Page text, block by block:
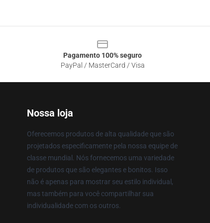
Pagamento 100% seguro
PayPal / MasterCard / Visa
Nossa loja
Oferecemos produtos de alta qualidade que são
projetados especificamente pela nossa equipe de
classe mundial. Nós fornecemos uma variedade
de produtos que são elegantes e bonitos. Isso
não é apenas para mostrar seu estilo individual,
mas também para você compartilhar sua
individualidade com os outros.